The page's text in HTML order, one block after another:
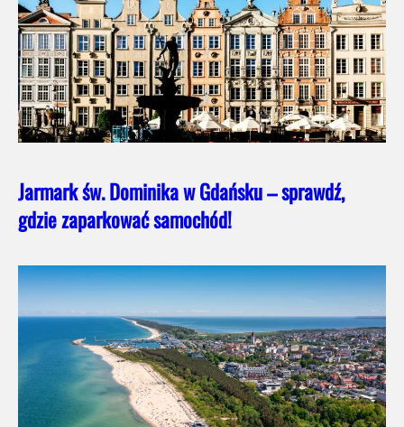
Jarmark św. Dominika w Gdańsku – sprawdź,
gdzie zaparkować samochód!